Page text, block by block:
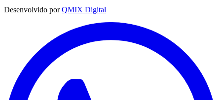
Desenvolvido por QMIX Digital